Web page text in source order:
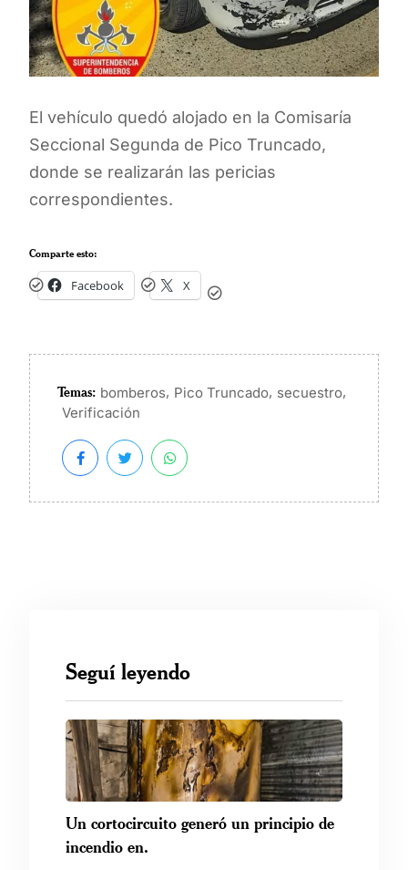
El vehículo quedó alojado en la Comisaría
Seccional Segunda de Pico Truncado,
donde se realizarán las pericias
correspondientes.
Comparte esto:
Facebook X
Temas: bomberos, Pico Truncado, secuestro,
Verificación
Seguí leyendo
Un cortocircuito generó un principio de
incendio en.